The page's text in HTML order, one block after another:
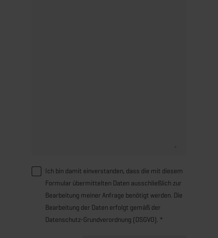
Ich bin damit einverstanden, dass die mit diesem
Formular übermittelten Daten ausschließlich zur
Bearbeitung meiner Anfrage benötigt werden. Die
Bearbeitung der Daten erfolgt gemäß der
Datenschutz-Grundverordnung (DSGVO). *